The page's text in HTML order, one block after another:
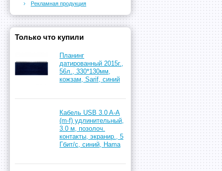
Рекламная продукция
Только что купили
Планинг
датированный 2015г.,
56л., 330*130мм,
кожзам, Sarif, синий
Кабель USB 3.0 A-A
(m-f) удлинительный,
3.0 м, позолоч.
контакты, экранир., 5
Гбит/с, синий, Hama